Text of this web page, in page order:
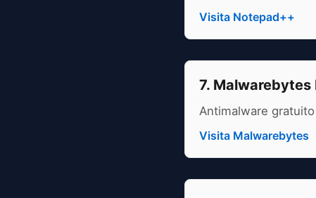
Visita Notepad++
7. Malwarebytes
Antimalware
Visita Malwarebytes